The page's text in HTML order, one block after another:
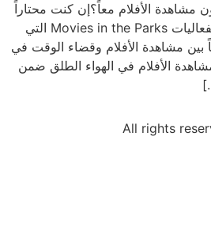
مشاهدة الأفلام معاً؟إن كنت محتاراً
بين الأمرين، فإننا ننصحك بفعاليات Movies in the Parks التي
مشاهدة الأفلام وقضاء الوقت في
الأفلام في الهواء الطلق ضمن
All rights